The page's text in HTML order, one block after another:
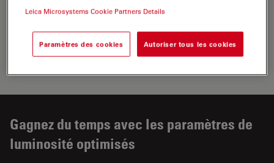
Gagnez du temps avec les paramètres de
luminosité optimisés
Leica Microsystems Cookie Partners Details
Paramètres des cookies Autoriser tous les cookies